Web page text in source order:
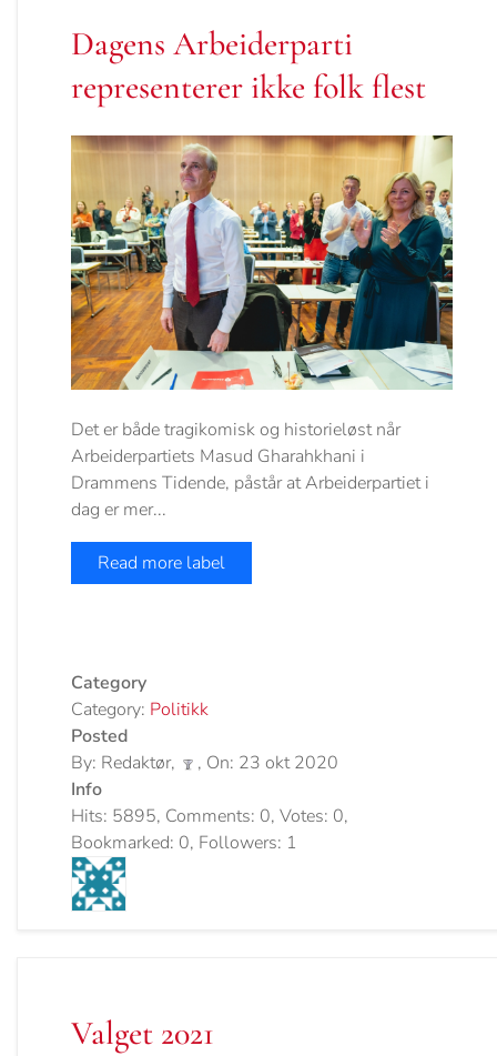
Dagens Arbeiderparti
representerer ikke folk flest
Det er både tragikomisk og historieløst når
Arbeiderpartiets Masud Gharahkhani i
Drammens Tidende, påstår at Arbeiderpartiet i
dag er mer...
Read more label
Category
Category: Politikk
Posted
By: Redaktør,
, On: 23 okt 2020
Info
Hits: 5895, Comments: 0, Votes: 0,
Bookmarked: 0, Followers: 1
Valget 2021